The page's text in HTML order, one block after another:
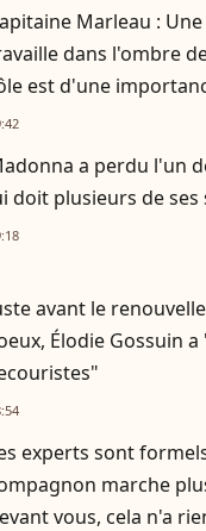
Marleau :
dans l'ombre
est d'une
a perdu l'un
doit plusieurs de ses
avant le
Élodie Gossuin
experts sont
marche
vous, cela n'a